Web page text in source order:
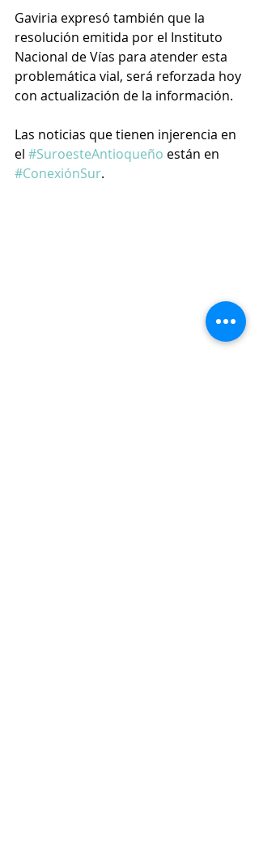
Gaviria expresó también que la
resolución emitida por el Instituto
Nacional de Vías para atender esta
problemática vial, será reforzada hoy
con actualización de la información.
Las noticias que tienen injerencia en
el #SuroesteAntioqueño están en
#ConexiónSur.